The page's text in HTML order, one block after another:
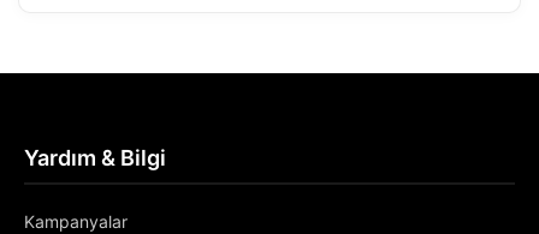
Yardım & Bilgi
Kampanyalar